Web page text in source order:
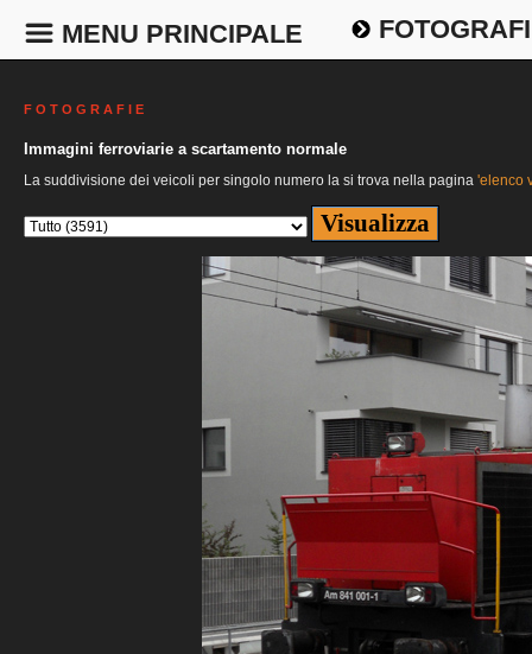
MENU PRINCIPALE
F O T O G R A F I E
Immagini ferroviarie a scartamento normale
La suddivisione dei veicoli per singolo numero la si trova nella pagina 'elenco